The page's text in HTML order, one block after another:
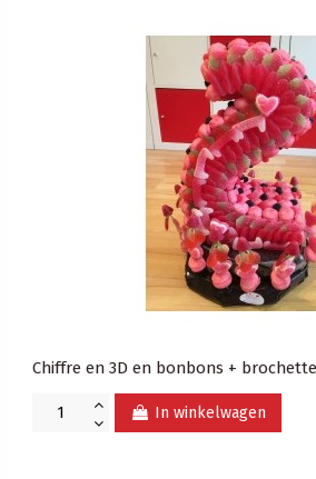
Chiffre en 3D en bonbons +
In winkelwagen